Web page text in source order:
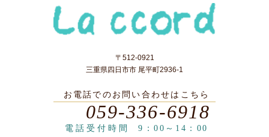
〒512-0921
三重県四日市市 尾平町2936-1
お電話でのお問い合わせはこちら
059-336-6918
電話受付時間 9：00～14：00